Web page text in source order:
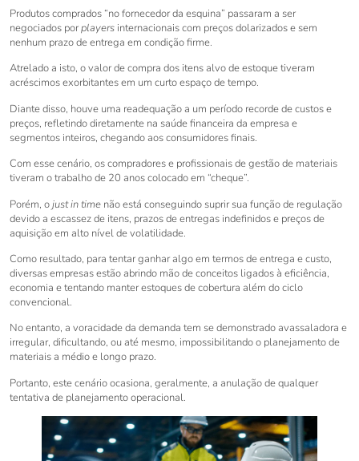
Produtos comprados “no fornecedor da esquina” passaram a ser
negociados porplayers internacionais com preços dolarizados e sem
nenhum prazo de entrega em condição firme.
Atrelado a isto, o valor de compra dos itens alvo de estoque tiveram
acréscimos exorbitantes em um curto espaço de tempo.
Diante disso, houve uma readequação a um período recorde de custos e
preços, refletindo diretamente na saúde financeira da empresa e
segmentos inteiros, chegando aos consumidores finais.
Com esse cenário, os compradores e profissionais de gestão de materiais
tiveram o trabalho de 20 anos colocado em “cheque”.
Porém, ojust in time não está conseguindo suprir sua função de regulação
devido a escassez de itens, prazos de entregas indefinidos e preços de
aquisição em alto nível de volatilidade.
Como resultado, para tentar ganhar algo em termos de entrega e custo,
diversas empresas estão abrindo mão de conceitos ligados à eficiência,
economia e tentando manter estoques de cobertura além do ciclo
convencional.
No entanto, a voracidade da demanda tem se demonstrado avassaladora e
irregular, dificultando, ou até mesmo, impossibilitando o planejamento de
materiais a médio e longo prazo.
Portanto, este cenário ocasiona, geralmente, a anulação de qualquer
tentativa de planejamento operacional.